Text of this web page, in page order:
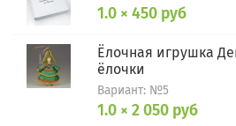
1.0 × 450 руб
Ёлочная игрушка
ёлочки
Вариант: №5
1.0 × 2 050 руб